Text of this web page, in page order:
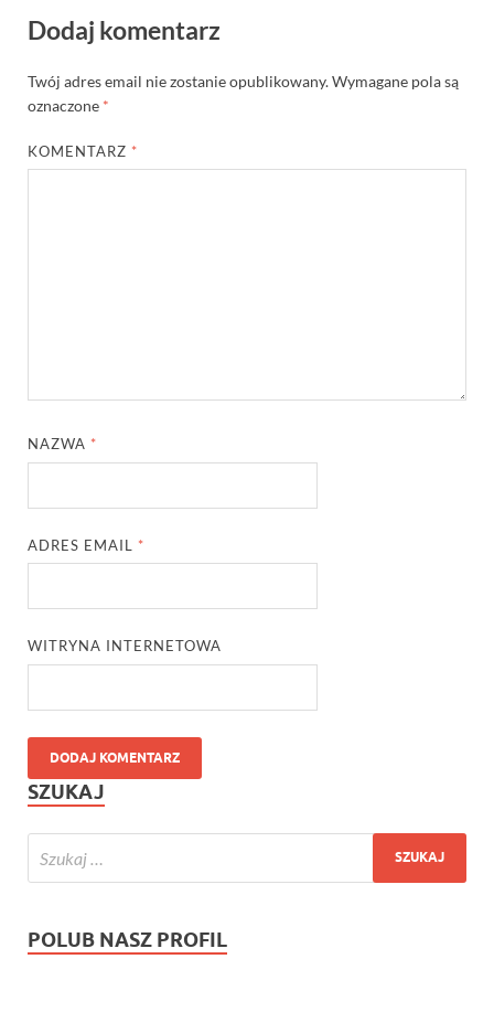
Dodaj komentarz
Twój adres email nie zostanie opublikowany.Wymagane pola są
oznaczone *
KOMENTARZ *
NAZWA *
ADRES EMAIL *
WITRYNA INTERNETOWA
SZUKAJ
POLUB NASZ PROFIL